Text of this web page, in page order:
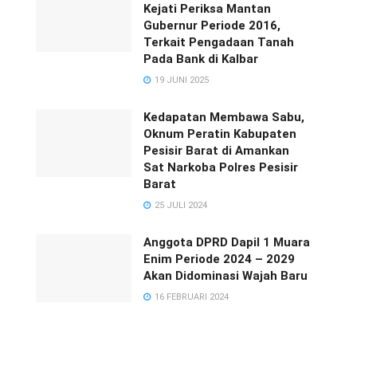
Kejati Periksa Mantan
Gubernur Periode 2016,
Terkait Pengadaan Tanah
Pada Bank di Kalbar
19 JUNI 2025
Kedapatan Membawa Sabu,
Oknum Peratin Kabupaten
Pesisir Barat di Amankan
Sat Narkoba Polres Pesisir
Barat
25 JULI 2024
Anggota DPRD Dapil 1 Muara
Enim Periode 2024 – 2029
Akan Didominasi Wajah Baru
16 FEBRUARI 2024